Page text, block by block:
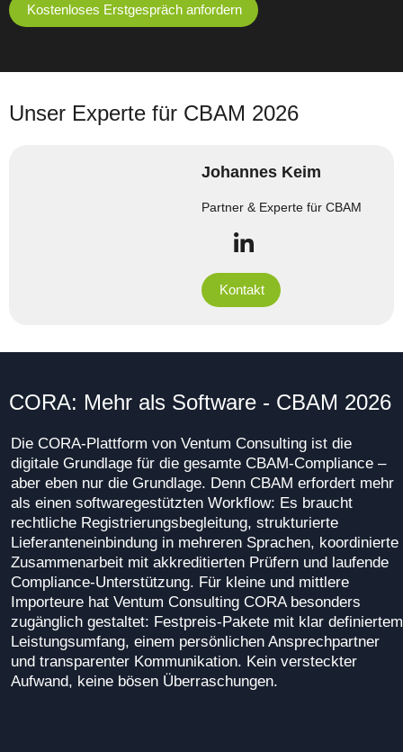
Kostenloses Erstgespräch anfordern
Unser Experte für CBAM 2026
Johannes Keim
Partner & Experte für CBAM
Kontakt
CORA: Mehr als Software - CBAM 2026
Die CORA-Plattform von Ventum Consulting ist die
digitale Grundlage für die gesamte CBAM-Compliance –
aber eben nur die Grundlage. Denn CBAM erfordert mehr
als einen softwaregestützten Workflow: Es braucht
rechtliche Registrierungsbegleitung, strukturierte
Lieferanteneinbindung in mehreren Sprachen, koordinierte
Zusammenarbeit mit akkreditierten Prüfern und laufende
Compliance-Unterstützung. Für kleine und mittlere
Importeure hat Ventum Consulting CORA besonders
zugänglich gestaltet: Festpreis-Pakete mit klar definiertem
Leistungsumfang, einem persönlichen Ansprechpartner
und transparenter Kommunikation. Kein versteckter
Aufwand, keine bösen Überraschungen.